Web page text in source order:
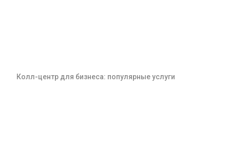
Колл-центр для бизнеса: популярные услуги